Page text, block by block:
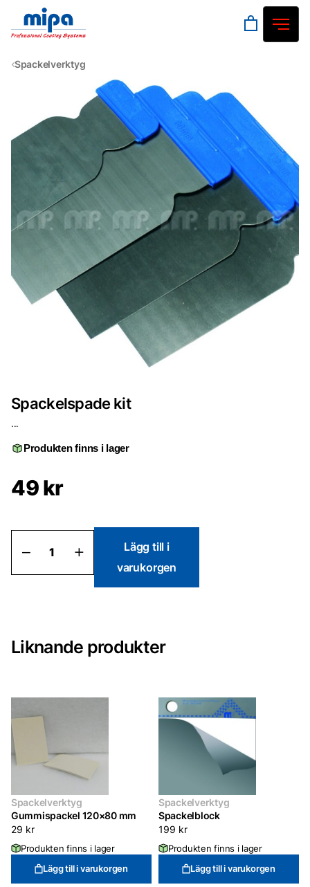
Spackelverktyg
Spackelspade kit
...
Produkten finns i lager
49kr
Spackelspade
mängd
Lägg till i
varukorgen
Liknande produkter
Spackelverktyg
Gummispackel 120×80 mm
29 kr
Produkten finns i lager
Lägg till i varukorgen
Spackelverktyg
Spackelblock
199 kr
Produkten finns i lager
Lägg till i varukorgen